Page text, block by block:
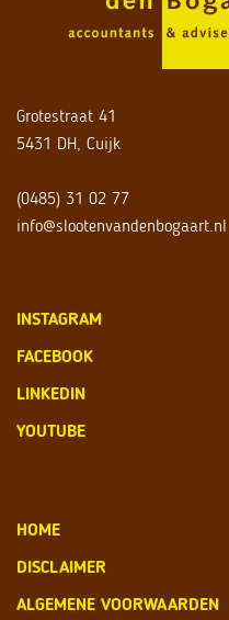
Grotestraat 41
5431 DH, Cuijk
(0485) 31 02 77
info@slootenvandenbogaart.nl
INSTAGRAM
FACEBOOK
LINKEDIN
YOUTUBE
HOME
DISCLAIMER
ALGEMENE VOORWAARDEN